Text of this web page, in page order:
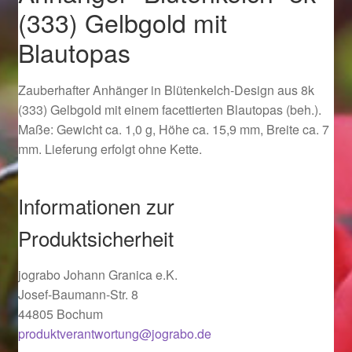
Ostergeschenke finden für Ostern 2019
Ostergeschenke finden für Ostern 2020
Ostergeschenke finden für Ostern 2021
Ostergeschenke finden für Ostern 2022
Partner
Shop
Startseite
Startseite
(333) Gelbgold mit
Blautopas
Zauberhafter Anhänger in Blütenkelch-Design aus 8k
(333) Gelbgold mit einem facettierten Blautopas (beh.).
Maße: Gewicht ca. 1,0 g, Höhe ca. 15,9 mm, Breite ca. 7
mm. Lieferung erfolgt ohne Kette.
Informationen zur
Produktsicherheit
jograbo Johann Granica e.K.
Josef-Baumann-Str. 8
44805 Bochum
produktverantwortung@jograbo.de